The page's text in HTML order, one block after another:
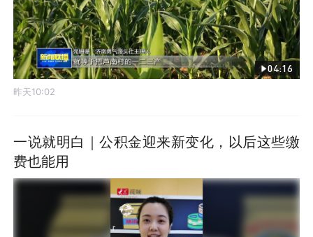
04:16
昨天10:02
一说就明白｜公积金迎来新变化，以后这些缴
费也能用